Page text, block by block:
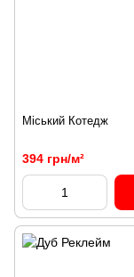
Міський Котедж
394 грн/м²